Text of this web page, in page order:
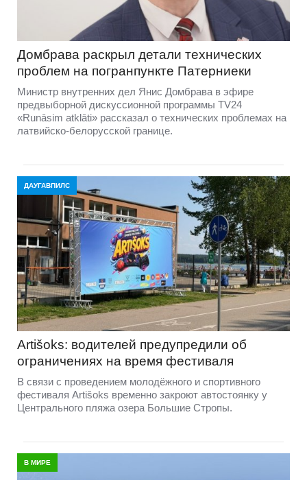
Домбравa раскрыл детали технических
проблем на погранпункте Патерниеки
Министр внутренних дел Янис Домбрава в эфире
предвыборной дискуссионной программы TV24
«Runāsim atklāti» рассказал о технических проблемах на
латвийско-белорусской границе.
ДАУГАВПИЛС
Artišoks: водителей предупредили об
ограничениях на время фестиваля
В связи с проведением молодёжного и спортивного
фестиваля Artišoks временно закроют автостоянку у
Центрального пляжа озера Большие Стропы.
В МИРЕ